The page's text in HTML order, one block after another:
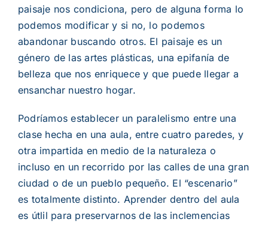
paisaje nos condiciona, pero de alguna forma lo
podemos modificar y si no, lo podemos
abandonar buscando otros. El paisaje es un
género de las artes plásticas, una epifanía de
belleza que nos enriquece y que puede llegar a
ensanchar nuestro hogar.
Podríamos establecer un paralelismo entre una
clase hecha en una aula, entre cuatro paredes, y
otra impartida en medio de la naturaleza o
incluso en un recorrido por las calles de una gran
ciudad o de un pueblo pequeño. El “escenario”
es totalmente distinto. Aprender dentro del aula
es útlil para preservarnos de las inclemencias